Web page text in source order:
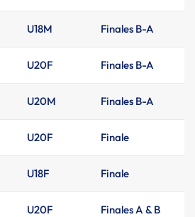
U18M Finales B-A
U20F Finales B-A
U20M Finales B-A
U20F Finale
U18F Finale
U20F Finales A & B